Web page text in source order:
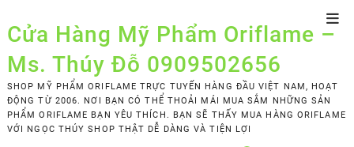
to
content
Cửa Hàng Mỹ Phẩm Oriflame –
Ms. Thúy Đỗ 0909502656
SHOP MỸ PHẨM ORIFLAME TRỰC TUYẾN HÀNG ĐẦU VIỆT NAM, HOẠT
ĐỘNG TỪ 2006. NƠI BẠN CÓ THỂ THOẢI MÁI MUA SẮM NHỮNG SẢN
PHẨM ORIFLAME BẠN YÊU THÍCH. BẠN SẼ THẤY MUA HÀNG ORIFLAME
VỚI NGỌC THÚY SHOP THẬT DỄ DÀNG VÀ TIỆN LỢI